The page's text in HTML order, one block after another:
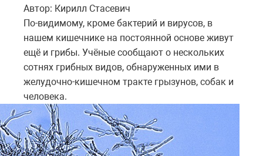
Автор: Кирилл Стасевич
По-видимому, кроме бактерий и вирусов, в
нашем кишечнике на постоянной основе живут
ещё и грибы. Учёные сообщают о нескольких
сотнях грибных видов, обнаруженных ими в
желудочно-кишечном тракте грызунов, собак и
человека.